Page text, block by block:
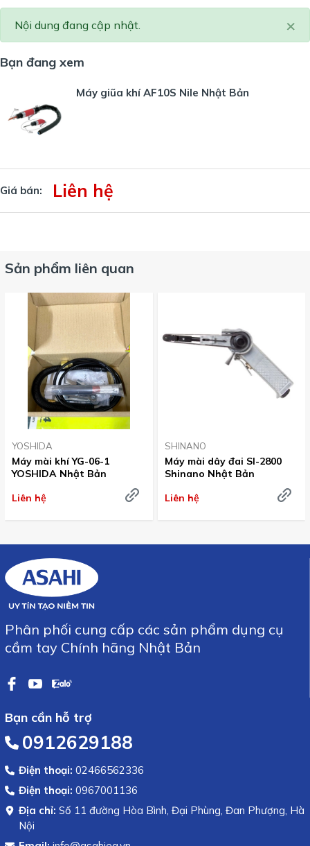
×
Nội dung đang cập nhật.
Bạn đang xem
Máy giũa khí AF10S Nile Nhật Bản
Giá bán: Liên hệ
Sản phẩm liên quan
YOSHIDA
Máy mài khí YG-06-1
YOSHIDA Nhật Bản
Liên hệ
SHINANO
Máy mài dây đai SI-2800
Shinano Nhật Bản
Liên hệ
Phân phối cung cấp các sản phẩm dụng cụ
cầm tay Chính hãng Nhật Bản
Bạn cần hỗ trợ
0912629188
Điện thoại: 02466562336
Điện thoại: 0967001136
Địa chỉ: Số 11 đường Hòa Bình, Đại Phùng, Đan Phượng, Hà
Nội